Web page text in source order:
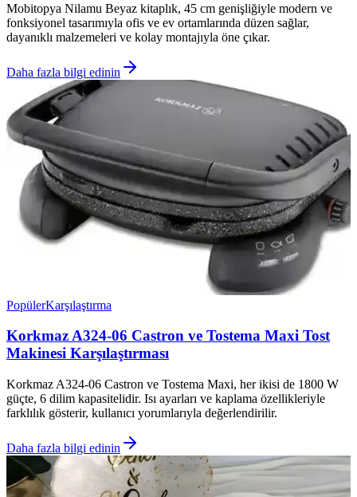
Mobitopya Nilamu Beyaz kitaplık, 45 cm genişliğiyle modern ve
fonksiyonel tasarımıyla ofis ve ev ortamlarında düzen sağlar,
dayanıklı malzemeleri ve kolay montajıyla öne çıkar.
Daha fazla bilgi edinin
PopülerKarşılaştırma
Korkmaz A324-06 Castron ve Tostema Maxi Tost
Makinesi Karşılaştırması
Korkmaz A324-06 Castron ve Tostema Maxi, her ikisi de 1800 W
güçte, 6 dilim kapasitelidir. Isı ayarları ve kaplama özellikleriyle
farklılık gösterir, kullanıcı yorumlarıyla değerlendirilir.
Daha fazla bilgi edinin